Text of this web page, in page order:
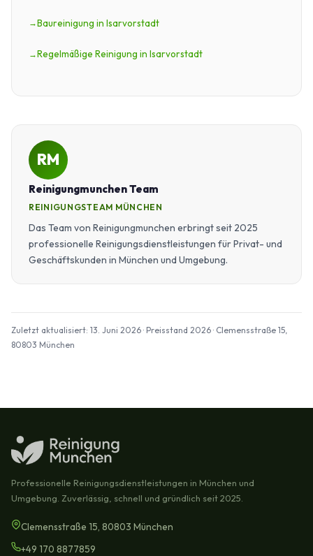
Baureinigung in Isarvorstadt
Regelmäßige Reinigung in Isarvorstadt
RM
Reinigungmunchen Team
REINIGUNGSTEAM MÜNCHEN
Das Team von Reinigungmunchen erbringt seit 2025
professionelle Reinigungsdienstleistungen für Privat- und
Geschäftskunden in München und Umgebung.
Zuletzt aktualisiert: 13. Juni 2026 · Preisstand 2026 · Clemensstraße 15,
80803 München
Professionelle Reinigungsdienstleistungen in München und
Umgebung. Zuverlässig, schnell und gründlich seit 2025.
Clemensstraße 15, 80803 München
+49 170 8877859